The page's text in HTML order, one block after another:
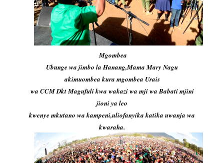
Mgombea
Ubunge wa jimbo la Hanang,Mama Mary Nagu
akimuombea kura mgombea Urais
wa CCM Dkt Magufuli kwa wakazi wa mji wa Babati mjini
jioni ya leo
kwenye mkutano wa kampeni,uliofanyika katika uwanja wa
kwaraha.